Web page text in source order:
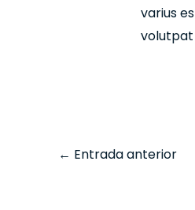
varius
volutpat
← Entrada anterior